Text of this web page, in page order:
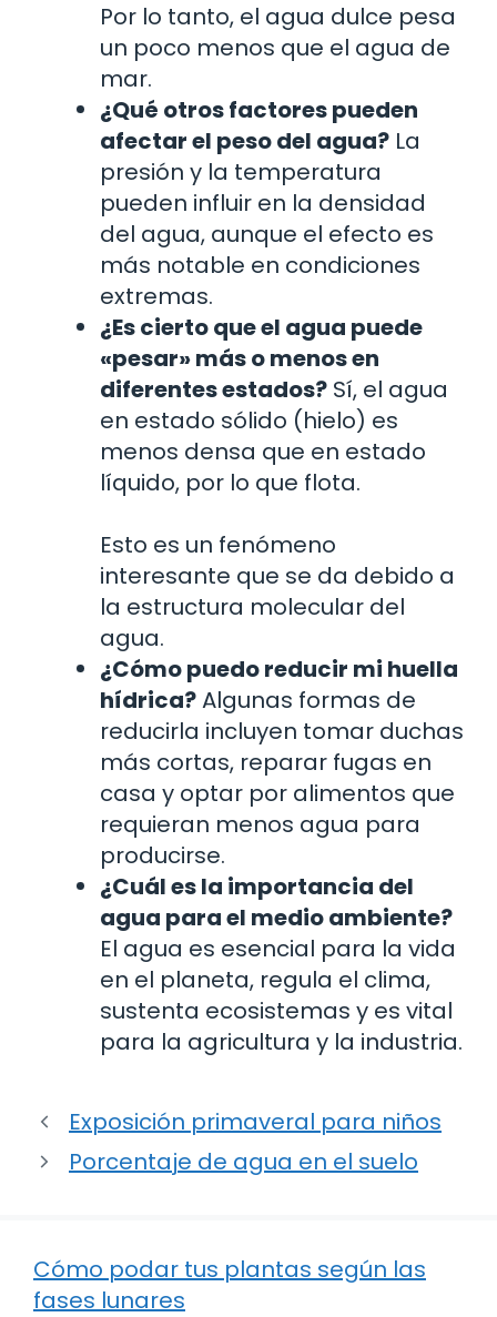
Por lo tanto, el agua dulce pesa
un poco menos que el agua de
mar.
¿Qué otros factores pueden
afectar el peso del agua? La
presión y la temperatura
pueden influir en la densidad
del agua, aunque el efecto es
más notable en condiciones
extremas.
¿Es cierto que el agua puede
«pesar» más o menos en
diferentes estados? Sí, el agua
en estado sólido (hielo) es
menos densa que en estado
líquido, por lo que flota.
Esto es un fenómeno
interesante que se da debido a
la estructura molecular del
agua.
¿Cómo puedo reducir mi huella
hídrica?Algunas formas de
reducirla incluyen tomar duchas
más cortas, reparar fugas en
casa y optar por alimentos que
requieran menos agua para
producirse.
¿Cuál es la importancia del
agua para el medio ambiente?
El agua es esencial para la vida
en el planeta, regula el clima,
sustenta ecosistemas y es vital
para la agricultura y la industria.
Exposición primaveral para niños
Porcentaje de agua en el suelo
Cómo podar tus plantas según las
fases lunares